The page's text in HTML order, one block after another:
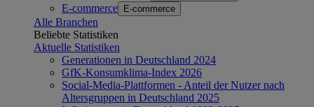
E-commerce E-commerce
Alle Branchen
Beliebte Statistiken
Aktuelle Statistiken
Generationen in Deutschland 2024
GfK-Konsumklima-Index 2026
Social-Media-Plattformen - Anteil der Nutzer nach
Altersgruppen in Deutschland 2025